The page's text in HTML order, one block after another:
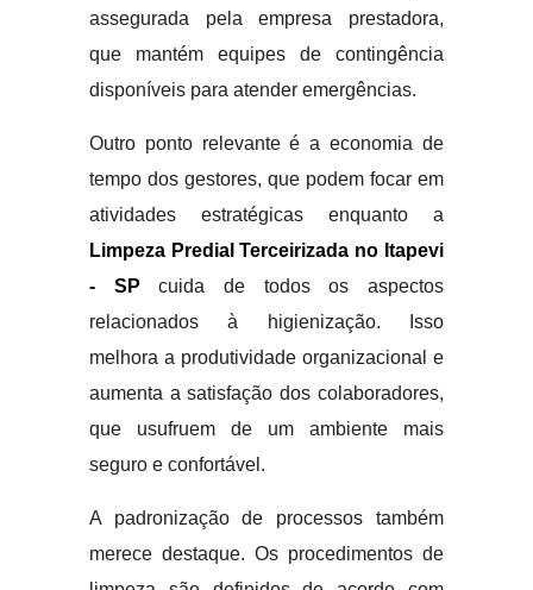
assegurada pela empresa prestadora,
que mantém equipes de contingência
disponíveis para atender emergências.
Outro ponto relevante é a economia de
tempo dos gestores, que podem focar em
atividades estratégicas enquanto a
Limpeza Predial Terceirizada no Itapevi
- SP cuida de todos os aspectos
relacionados à higienização. Isso
melhora a produtividade organizacional e
aumenta a satisfação dos colaboradores,
que usufruem de um ambiente mais
seguro e confortável.
A padronização de processos também
merece destaque. Os procedimentos de